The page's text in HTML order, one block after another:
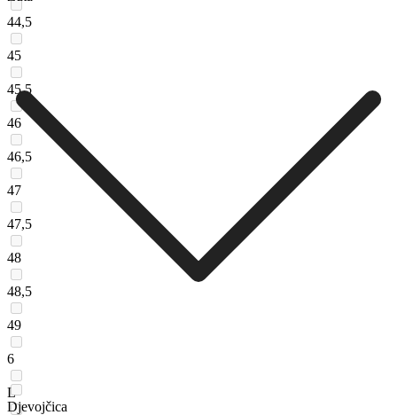
44,5
45
45,5
46
46,5
47
47,5
48
48,5
49
6
L
Djevojčica